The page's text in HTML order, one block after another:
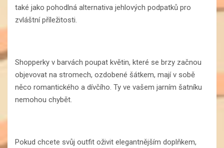
také jako pohodlná alternativa jehlových podpatků pro
zvláštní příležitosti.
Shopperky v barvách poupat květin, které se brzy začnou
objevovat na stromech, ozdobené šátkem, mají v sobě
něco romantického a dívčího. Ty ve vašem jarním šatníku
nemohou chybět.
Pokud chcete svůj outfit oživit elegantnějším doplňkem,